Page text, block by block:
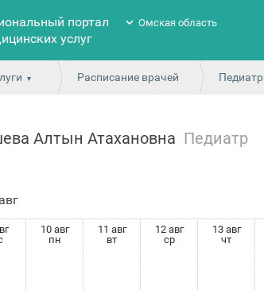
портал
услуг
Омская область
Расписание врачей Педиатр
Алтын Атахановна Педиатр
10 авг
пн
11 авг
вт
12 авг
ср
13 авг
чт